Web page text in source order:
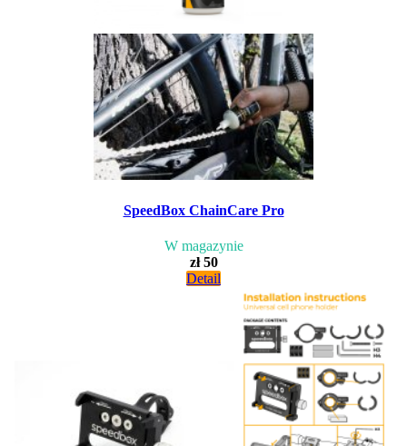
SpeedBox ChainCare Pro
W magazynie
zł 50
Detail